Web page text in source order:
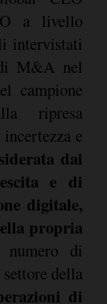
a livello
intervistati
M&A nel
campione
ripresa
e
dai
e di
digitale,
propria
numero di
della
di